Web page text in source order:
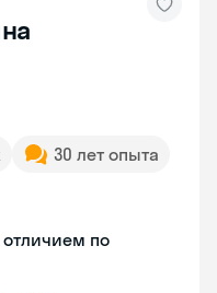
30 лет опыта
отличием по